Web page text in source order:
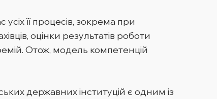
її процесів, зокрема при
оцінки результатів роботи
Отож, модель компетенцій
державних інституцій є одним із